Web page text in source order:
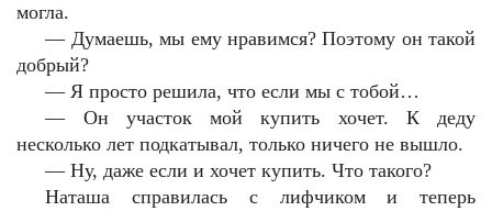
могла.
— Думаешь, мы ему нравимся? Поэтому он такой
добрый?
—Я просто решила, что если мы с тобой…
— Он участок мой купить хочет. К деду
несколько лет подкатывал, только ничего не вышло.
—Ну, даже если и хочет купить. Что такого?
Наташа справилась с лифчиком и теперь